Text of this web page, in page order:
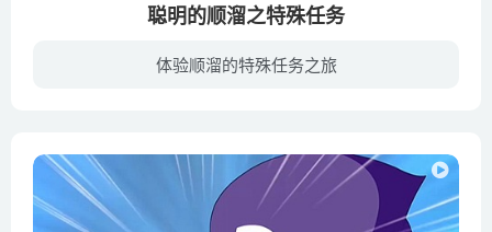
聪明的顺溜之特殊任务
体验顺溜的特殊任务之旅